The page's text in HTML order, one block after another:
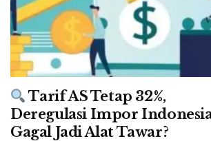
Tarif AS Tetap 32%,
Deregulasi Impor
Gagal Jadi Alat Tawar?